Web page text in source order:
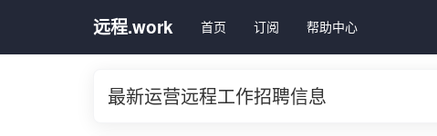
远程.work 首页 订阅 帮助中心
最新运营远程工作招聘信息